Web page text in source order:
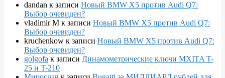
dandan к записи Новый BMW X5 против Audi Q7:
Выбор очевиден?
vladimir M к записи Новый BMW X5 против Audi Q7:
Выбор очевиден?
kruchenkow к записи Новый BMW X5 против Audi Q7:
Выбор очевиден?
golgofa к записи Динамометрические ключи MXITA T-
25 и T-210